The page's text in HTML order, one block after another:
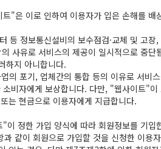
"은 이로 인하여 이용자가 입은 손해를 배
정보통신설비의 보수점검·교체 및 고장
사유로 서비스의 제공이 일시적으로 중단
하지 아니합니다.
의 포기, 업체간의 통합 등의 이유로 서비
비자에게 보상합니다. 다만, "웹사이트"
는 현금으로 이용자에게 지급합니다.
정한 가입 양식에 따라 회원정보를 기입
같이 회원으로 가입할 것을 신청한 이용